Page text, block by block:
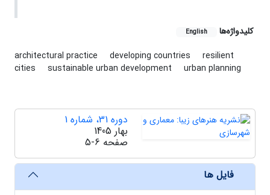
کلیدواژه‌ها English
architectural practice developing countries
resilient
cities
sustainable urban development urban planning
دوره 31، شماره 1
بهار 1405
صفحه 5-6
فایل ها